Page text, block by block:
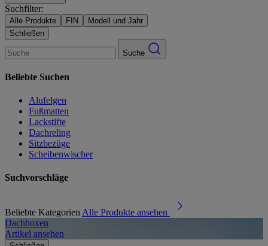
Suchfilter:
Alle Produkte FIN
Modell und Jahr
Schließen
Suche
Beliebte Suchen
Alufelgen
Fußmatten
Lackstifte
Dachreling
Sitzbezüge
Scheibenwischer
Suchvorschläge
Beliebte Kategorien Alle Produkte ansehen
Dachboxen
Artikel ansehen